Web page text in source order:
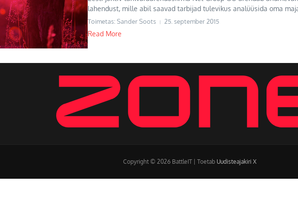
lahendust, mille abil saavad tarbijad tulevikus analüüsida oma
Toimetas: Sander Soots 25. september 2015
Read More
Copyright © 2026 BattleIT | Toetab Uudisteajakiri X